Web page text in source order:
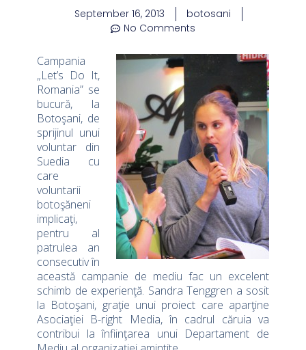
September 16, 2013
botosani
No Comments
Campania
„Let’s Do It,
Romania” se
bucură, la
Botoşani, de
sprijinul unui
voluntar din
Suedia cu
care
voluntarii
botoşăneni
implicaţi,
pentru al
patrulea an
consecutiv în
această campanie de mediu fac un excelent
schimb de experienţă. Sandra Tenggren a sosit
la Botoşani, graţie unui proiect care aparţine
Asociaţiei B-right Media, în cadrul căruia va
contribui la înfiinţarea unui Departament de